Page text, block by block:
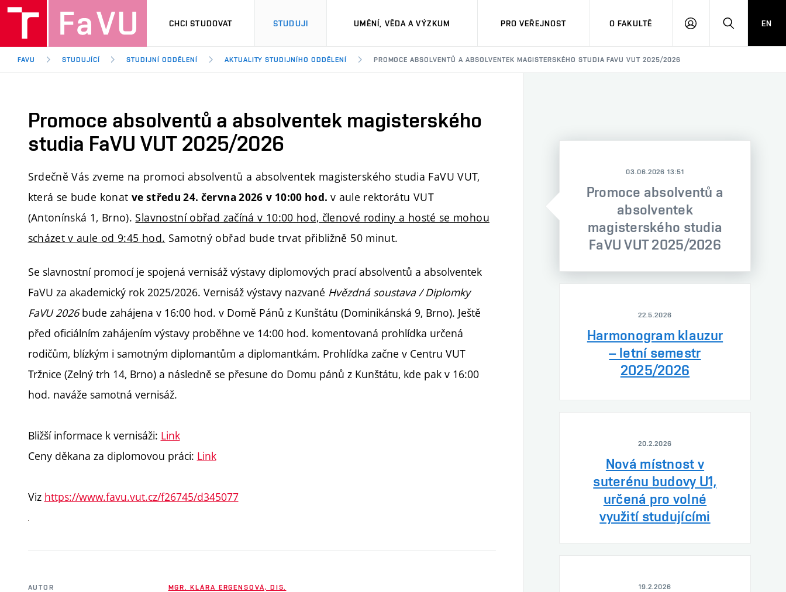
CHCI STUDOVAT STUDUJI UMĚNÍ, VĚDA A VÝZKUM PRO VEŘEJNOST O FAKULTĚ
PŘIHLÁSITHLEDAT
EN
FAVU STUDUJÍCÍ STUDIJNÍ ODDĚLENÍ AKTUALITY STUDIJNÍHO ODDĚLENÍ PROMOCE ABSOLVENTŮ A ABSOLVENTEK MAGISTERSKÉHO STUDIA FAVU VUT 2025/2026
Promoce absolventů a absolventek magisterského
studia FaVU VUT 2025/2026
Srdečně Vás zveme na promoci absolventů a absolventek magisterského studia FaVU VUT,
která se bude konat ve středu 24. června 2026 v 10:00 hod. v aule rektorátu VUT
(Antonínská 1, Brno). Slavnostní obřad začíná v 10:00 hod, členové rodiny a hosté se mohou
scházet v aule od 9:45 hod. Samotný obřad bude trvat přibližně 50 minut.
Se slavnostní promocí je spojená vernisáž výstavy diplomových prací absolventů a absolventek
FaVU za akademický rok 2025/2026. Vernisáž výstavy nazvané Hvězdná soustava / Diplomky
FaVU 2026bude zahájena v 16:00 hod. v Domě Pánů z Kunštátu (Dominikánská 9, Brno). Ještě
před oficiálním zahájením výstavy proběhne ve 14:00 hod. komentovaná prohlídka určená
rodičům, blízkým i samotným diplomantům a diplomantkám. Prohlídka začne v Centru VUT
Tržnice (Zelný trh 14, Brno) a následně se přesune do Domu pánů z Kunštátu, kde pak v 16:00
hod. naváže samotná vernisáž.
Bližší informace k vernisáži: Link
Ceny děkana za diplomovou práci: Link
Viz https://www.favu.vut.cz/f26745/d345077
AUTOR
MGR. KLÁRA ERGENSOVÁ, DIS.
03.06.2026 13:51
Promoce absolventů a
absolventek
magisterského studia
FaVU VUT 2025/2026
22.5.2026
Harmonogram klauzur
– letní semestr
2025/2026
20.2.2026
Nová místnost v
suterénu budovy U1,
určená pro volné
využití studujícími
19.2.2026